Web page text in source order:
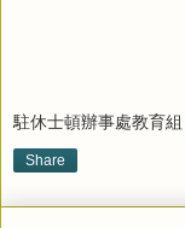
駐休士頓辦事處教育組
Share